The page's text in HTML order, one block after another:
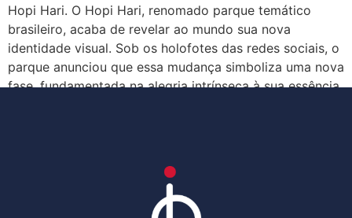
Hopi Hari. O Hopi Hari, renomado parque temático
brasileiro, acaba de revelar ao mundo sua nova
identidade visual. Sob os holofotes das redes sociais, o
parque anunciou que essa mudança simboliza uma nova
fase, fundamentada na alegria intrínseca à sua essência.